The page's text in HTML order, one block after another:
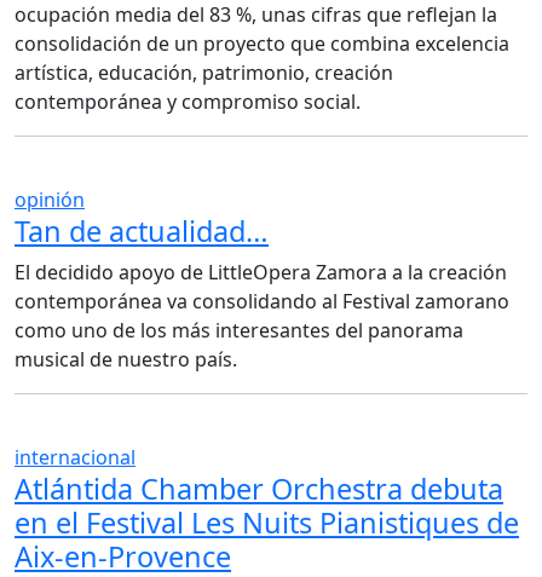
ocupación media del 83 %, unas cifras que reflejan la
consolidación de un proyecto que combina excelencia
artística, educación, patrimonio, creación
contemporánea y compromiso social.
opinión
Tan de actualidad…
El decidido apoyo de LittleOpera Zamora a la creación
contemporánea va consolidando al Festival zamorano
como uno de los más interesantes del panorama
musical de nuestro país.
internacional
Atlántida Chamber Orchestra debuta
en el Festival Les Nuits Pianistiques de
Aix-en-Provence